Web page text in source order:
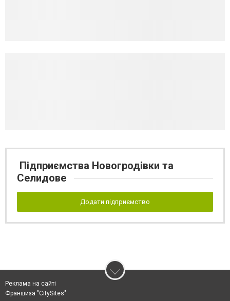
Підприємства Новогродівки та
Селидове
Додати підприємство
Реклама на сайті
Франшиза "CitySites"